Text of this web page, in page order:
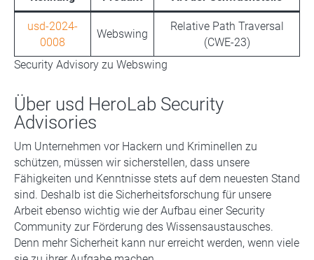
usd-2024-
0008
Webswing
Relative Path Traversal
(CWE-23)
Security Advisory zu Webswing
Über usd HeroLab Security
Advisories
Um Unternehmen vor Hackern und Kriminellen zu
schützen, müssen wir sicherstellen, dass unsere
Fähigkeiten und Kenntnisse stets auf dem neuesten Stand
sind. Deshalb ist die Sicherheitsforschung für unsere
Arbeit ebenso wichtig wie der Aufbau einer Security
Community zur Förderung des Wissensaustausches.
Denn mehr Sicherheit kann nur erreicht werden, wenn viele